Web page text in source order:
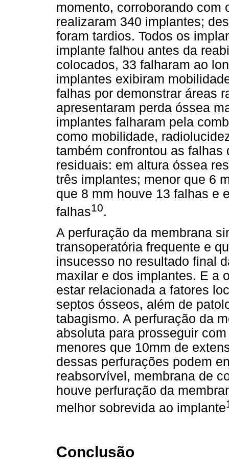
momento, corroborando com
realizaram 340 implantes;
foram tardios. Todos os
implante falhou antes da
colocados, 33 falharam ao
implantes exibiram
falhas por demonstrar áreas
apresentaram perda óssea
implantes falharam pela
como mobilidade,
também confrontou as
residuais: em altura óssea
três implantes; menor que 6
que 8 mm houve 13 falhas e
falhas10.
A perfuração da membrana
transoperatória frequente e
insucesso no resultado final
maxilar e dos implantes. E a
estar relacionada a fatores
septos ósseos, além de
tabagismo. A perfuração da
absoluta para prosseguir
menores que 10mm de
dessas perfurações podem
reabsorvível, membrana de
houve perfuração da
melhor sobrevida ao implante
Conclusão